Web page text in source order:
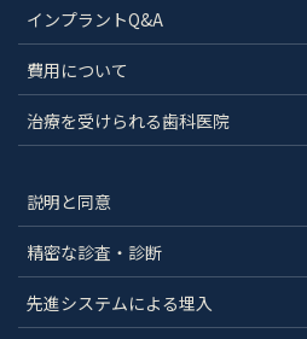
インプラントQ&A
費用について
治療を受けられる歯科医院
説明と同意
精密な診査・診断
先進システムによる埋入